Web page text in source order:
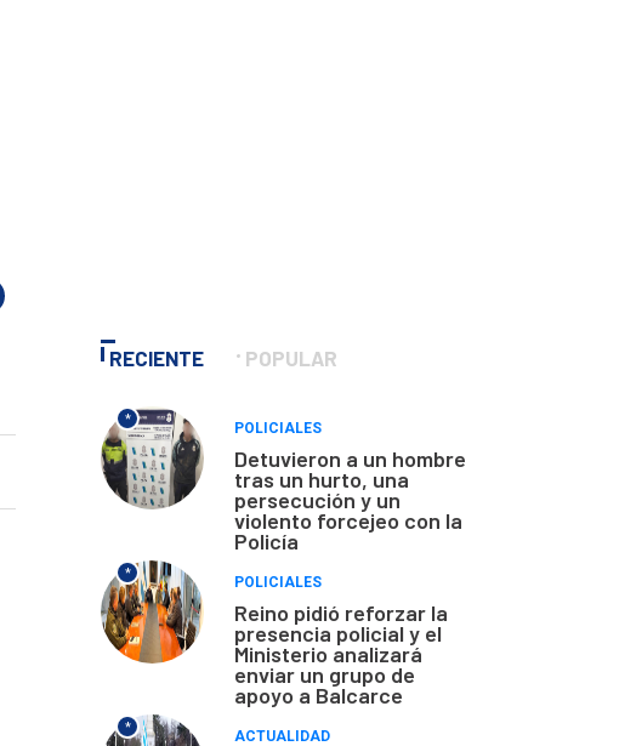
RECIENTE POPULAR
*
POLICIALES
Detuvieron a un hombre
tras un hurto, una
persecución y un
violento forcejeo con la
Policía
*
POLICIALES
Reino pidió reforzar la
presencia policial y el
Ministerio analizará
enviar un grupo de
apoyo a Balcarce
*
ACTUALIDAD